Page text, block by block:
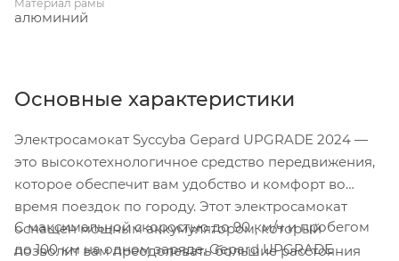
Материал рамы
алюминий
Основные характеристики
Электросамокат Syccyba Gepard UPGRADE 2024 —
это высокотехнологичное средство передвижения,
которое обеспечит вам удобство и комфорт во
время поездок по городу. Этот электросамокат
оснащен мощным аккумулятором, который
позволит вам преодолевать большие расстояния
С максимальной скоростью до 90 км/ч и пробегом
до 100 км на одном заряде, Gepard UPGRADE